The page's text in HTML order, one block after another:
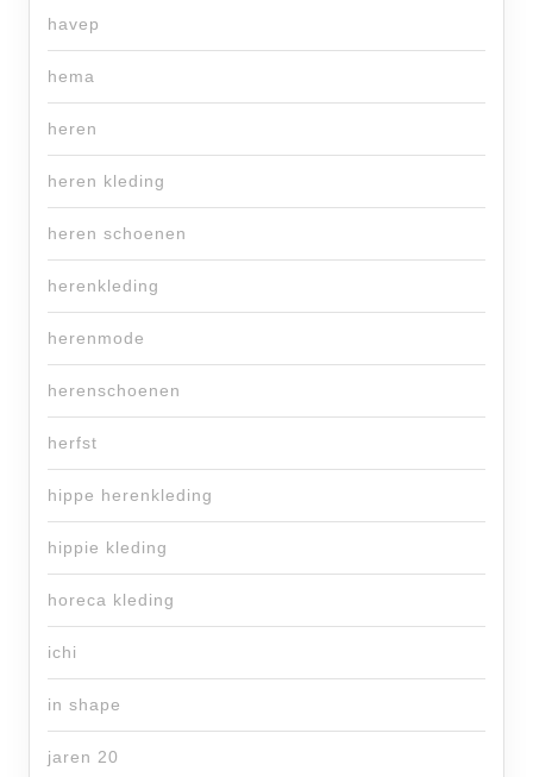
havep
hema
heren
heren kleding
heren schoenen
herenkleding
herenmode
herenschoenen
herfst
hippe herenkleding
hippie kleding
horeca kleding
ichi
in shape
jaren 20